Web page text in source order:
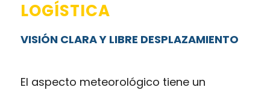
LOGÍSTICA
VISIÓN CLARA Y LIBRE DESPLAZAMIENTO
El aspecto meteorológico tiene un